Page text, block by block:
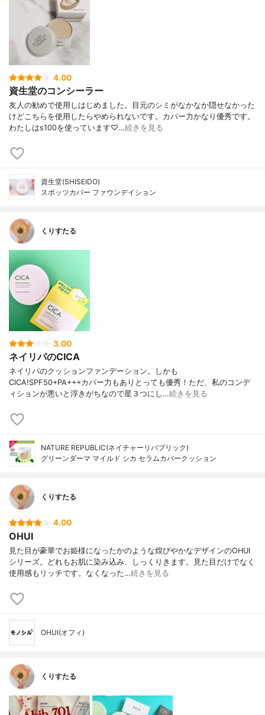
4.00
資生堂のコンシーラー
友人の勧めで使用しはじめました。目元のシミがなかなか隠せなかった
けどこちらを使用したらやめられないです。カバー力かなり優秀です。
わたしはs100を使っています♡…続きを見る
資生堂(SHISEIDO)
スポッツカバー ファウンデイション
くりすたる
3.00
ネイリパのCICA
ネイリパのクッションファンデーション。しかも
CICA!SPF50+PA+++カバー力もありとっても優秀！ただ、私のコンデ
ィションが悪いと浮きがちなので星３つにし…続きを見る
NATURE REPUBLIC(ネイチャーリパブリック)
グリーンダーマ マイルド シカ セラムカバークッション
くりすたる
4.00
OHUI
見た目が豪華でお姫様になったかのような煌びやかなデザインのOHUI
シリーズ。どれもお肌に染み込み、しっくりきます。見た目だけでなく
使用感もリッチです。なくなった…続きを見る
OHUI(オフィ)
くりすたる